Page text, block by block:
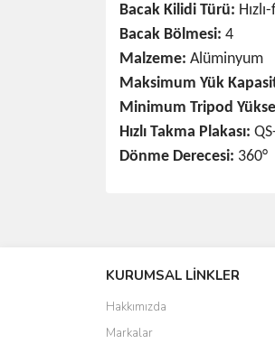
Bacak Kilidi Türü:
Bacak Bölmesi: 4
Malzeme: Alüminyum
Maksimum Yük
Minimum Tripod
Hızlı Takma Plakası:
Dönme Derecesi: 360°
Ürün resmi kalitesiz,
Ürün açıklamasında
Ürün bilgilerinde
KURUMSAL LİNKLER
Hakkımızda
Markalar